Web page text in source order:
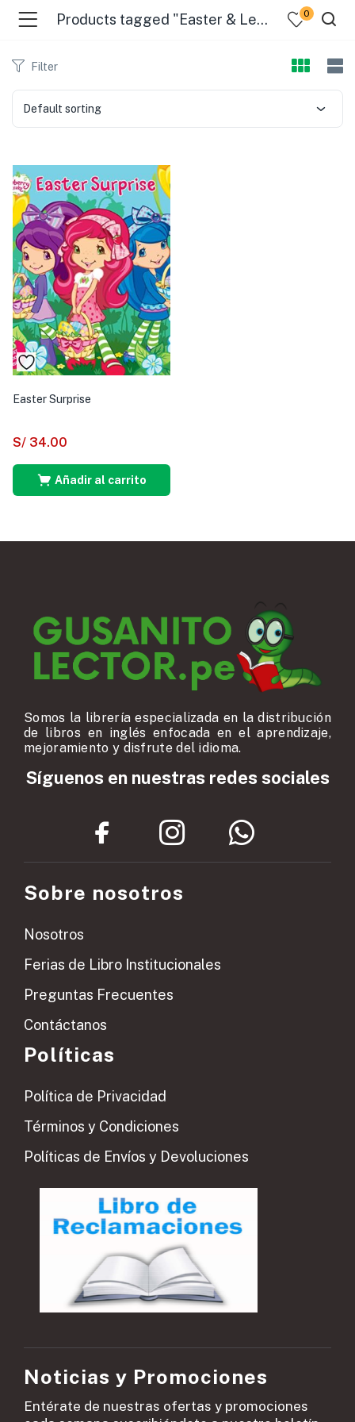
Products tagged "Easter & Lent" 0
Filter
Default sorting
Easter Surprise
S/ 34.00
Añadir al carrito
Somos la librería especializada en la distribución
de libros en inglés enfocada en el aprendizaje,
mejoramiento y disfrute del idioma.
Síguenos en nuestras redes sociales
Sobre nosotros
Nosotros
Ferias de Libro Institucionales
Preguntas Frecuentes
Contáctanos
Políticas
Política de Privacidad
Términos y Condiciones
Políticas de Envíos y Devoluciones
Noticias y Promociones
Entérate de nuestras ofertas y promociones